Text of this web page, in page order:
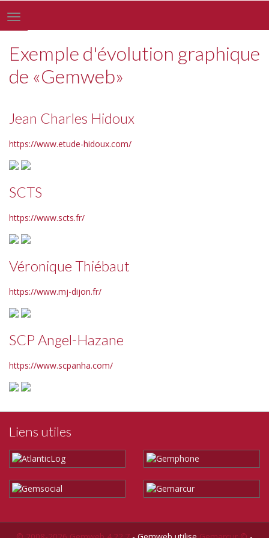
Toggle
navigation
Exemple d'évolution graphique
de «Gemweb»
Jean Charles Hidoux
https://www.etude-hidoux.com/
SCTS
https://www.scts.fr/
Véronique Thiébaut
https://www.mj-dijon.fr/
SCP Angel-Hazane
https://www.scpanha.com/
Liens utiles